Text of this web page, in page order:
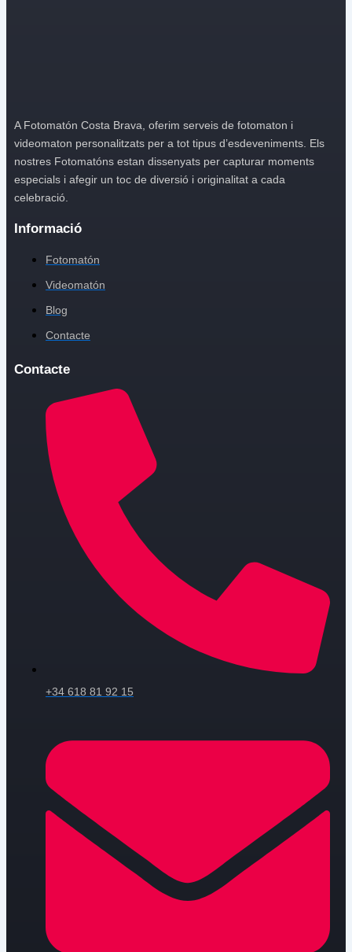
A Fotomatón Costa Brava, oferim serveis de fotomaton i
videomaton personalitzats per a tot tipus d’esdeveniments. Els
nostres Fotomatóns estan dissenyats per capturar moments
especials i afegir un toc de diversió i originalitat a cada
celebració.
Informació
Fotomatón
Videomatón
Blog
Contacte
Contacte
+34 618 81 92 15